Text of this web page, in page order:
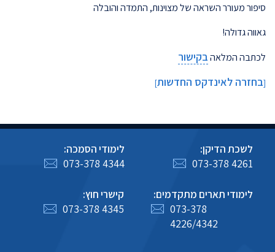
סיפור מעורר השראה של מצוינות, התמדה והובלה
גאווה גדולה!
לכתבה המלאהבקישור
[בחזרה לאינדקס החדשות]
לשכת הדיקן:
073-378 4261
לימודי הסמכה:
073-378 4344
לימודי תארים מתקדמים:
073-378
4226/4342
קישרי חוץ:
073-378 4345